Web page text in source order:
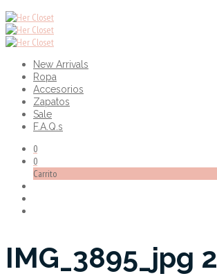
New Arrivals
Ropa
Accesorios
Zapatos
Sale
F.A.Q.s
0
0
Carrito
IMG_3895_jpg 2